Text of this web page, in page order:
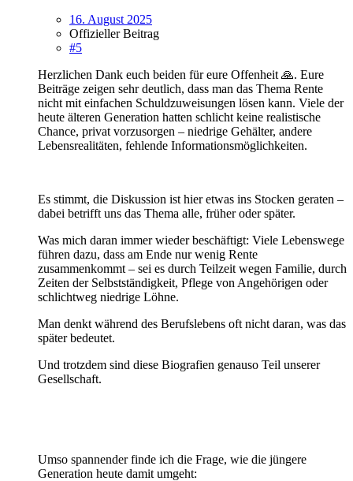
16. August 2025
Offizieller Beitrag
#5
Herzlichen Dank euch beiden für eure Offenheit 🙏. Eure
Beiträge zeigen sehr deutlich, dass man das Thema Rente
nicht mit einfachen Schuldzuweisungen lösen kann. Viele der
heute älteren Generation hatten schlicht keine realistische
Chance, privat vorzusorgen – niedrige Gehälter, andere
Lebensrealitäten, fehlende Informationsmöglichkeiten.
Es stimmt, die Diskussion ist hier etwas ins Stocken geraten –
dabei betrifft uns das Thema alle, früher oder später.
Was mich daran immer wieder beschäftigt: Viele Lebenswege
führen dazu, dass am Ende nur wenig Rente
zusammenkommt – sei es durch Teilzeit wegen Familie, durch
Zeiten der Selbstständigkeit, Pflege von Angehörigen oder
schlichtweg niedrige Löhne.
Man denkt während des Berufslebens oft nicht daran, was das
später bedeutet.
Und trotzdem sind diese Biografien genauso Teil unserer
Gesellschaft.
Umso spannender finde ich die Frage, wie die jüngere
Generation heute damit umgeht: